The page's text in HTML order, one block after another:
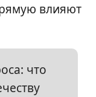
влияют
что